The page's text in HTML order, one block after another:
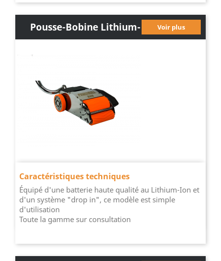
Pousse-Bobine Lithium-
Ion
Voir plus
Caractéristiques techniques
Équipé d'une batterie haute qualité au Lithium-Ion et
d'un système "drop in", ce modèle est simple
d'utilisation
Toute la gamme sur consultation